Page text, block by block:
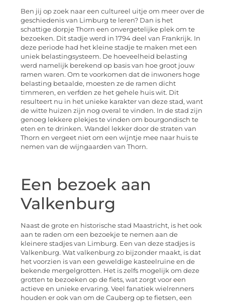
Ben jij op zoek naar een cultureel uitje om meer over de
geschiedenis van Limburg te leren? Dan is het
schattige dorpje Thorn een onvergetelijke plek om te
bezoeken. Dit stadje werd in 1794 deel van Frankrijk. In
deze periode had het kleine stadje te maken met een
uniek belastingsysteem. De hoeveelheid belasting
werd namelijk berekend op basis van hoe groot jouw
ramen waren. Om te voorkomen dat de inwoners hoge
belasting betaalde, moesten ze de ramen dicht
timmeren, en verfden ze het gehele huis wit. Dit
resulteert nu in het unieke karakter van deze stad, want
de witte huizen zijn nog overal te vinden. In de stad zijn
genoeg lekkere plekjes te vinden om bourgondisch te
eten en te drinken. Wandel lekker door de straten van
Thorn en vergeet niet om een wijntje mee naar huis te
nemen van de wijngaarden van Thorn.
Een bezoek aan
Valkenburg
Naast de grote en historische stad Maastricht, is het ook
aan te raden om een bezoekje te nemen aan de
kleinere stadjes van Limburg. Een van deze stadjes is
Valkenburg. Wat valkenburg zo bijzonder maakt, is dat
het voorzien is van een geweldige kasteelruïne en de
bekende mergelgrotten. Het is zelfs mogelijk om deze
grotten te bezoeken op de fiets, wat zorgt voor een
actieve en unieke ervaring. Veel fanatiek wielrenners
houden er ook van om de Cauberg op te fietsen, een